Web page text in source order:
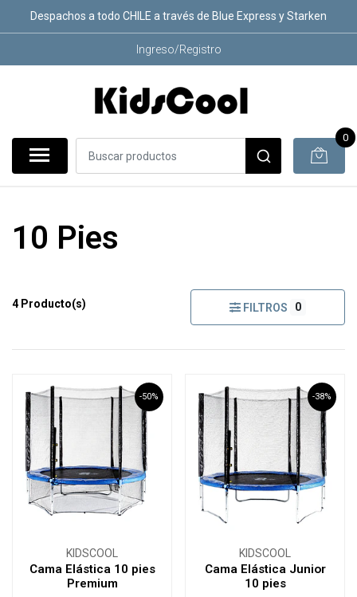
Despachos a todo CHILE a través de Blue Express y Starken
Ingreso/Registro
0
10 Pies
4 Producto(s) FILTROS 0
-50%
KIDSCOOL
Cama Elástica 10 pies
Premium
-38%
KIDSCOOL
Cama Elástica Junior
10 pies